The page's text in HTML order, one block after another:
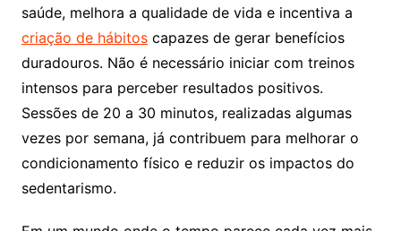
saúde, melhora a qualidade de vida e incentiva a
criação de hábitoscapazes de gerar benefícios
duradouros. Não é necessário iniciar com treinos
intensos para perceber resultados positivos.
Sessões de 20 a 30 minutos, realizadas algumas
vezes por semana, já contribuem para melhorar o
condicionamento físico e reduzir os impactos do
sedentarismo.